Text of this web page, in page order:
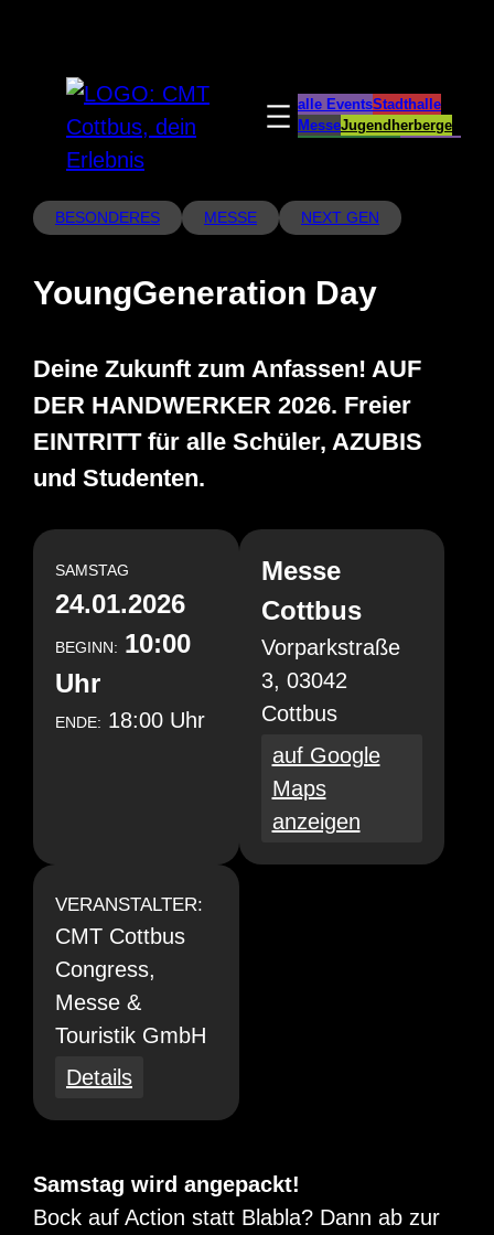
springen
alle EventsStadthalle
MesseJugendherberge
BESONDERES MESSE NEXT GEN
YoungGeneration Day
Deine Zukunft zum Anfassen! AUF
DER HANDWERKER 2026. Freier
EINTRITT für alle Schüler, AZUBIS
und Studenten.
SAMSTAG
24.01.2026
BEGINN: 10:00
Uhr
ENDE: 18:00 Uhr
Messe
Cottbus
Vorparkstraße
3, 03042
Cottbus
auf Google
Maps
anzeigen
VERANSTALTER:
CMT Cottbus
Congress,
Messe &
Touristik GmbH
Details
Samstag wird angepackt!
Bock auf Action statt Blabla? Dann ab zur